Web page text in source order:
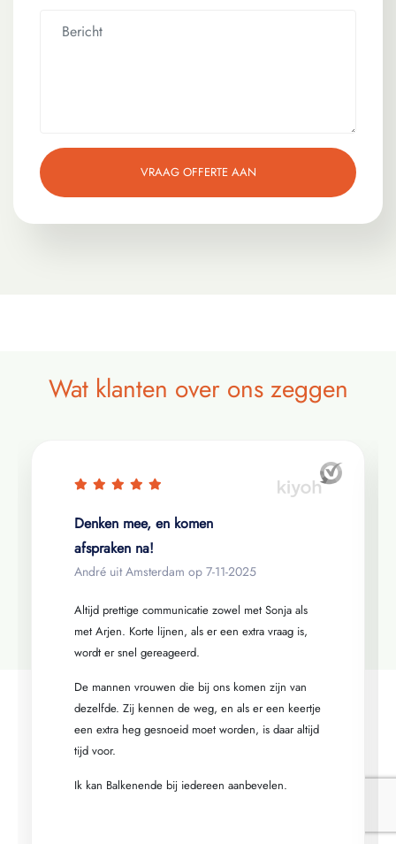
VRAAG OFFERTE AAN
Wat klanten over ons zeggen
Denken mee, en komen
afspraken na!
André uit Amsterdam op 7-11-2025
Altijd prettige communicatie zowel met Sonja als
met Arjen. Korte lijnen, als er een extra vraag is,
wordt er snel gereageerd.
De mannen vrouwen die bij ons komen zijn van
dezelfde. Zij kennen de weg, en als er een keertje
een extra heg gesnoeid moet worden, is daar altijd
tijd voor.
Ik kan Balkenende bij iedereen aanbevelen.